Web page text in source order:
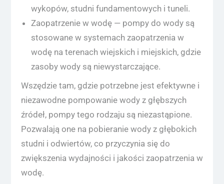
wykopów, studni fundamentowych i tuneli.
Zaopatrzenie w wodę — pompy do wody są
stosowane w systemach zaopatrzenia w
wodę na terenach wiejskich i miejskich, gdzie
zasoby wody są niewystarczające.
Wszędzie tam, gdzie potrzebne jest efektywne i
niezawodne pompowanie wody z głębszych
źródeł, pompy tego rodzaju są niezastąpione.
Pozwalają one na pobieranie wody z głębokich
studni i odwiertów, co przyczynia się do
zwiększenia wydajności i jakości zaopatrzenia w
wodę.